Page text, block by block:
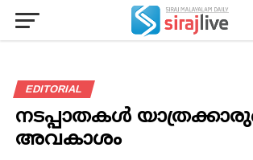
EDITORIAL
നടപ്പാതകള്‍
അവകാശം